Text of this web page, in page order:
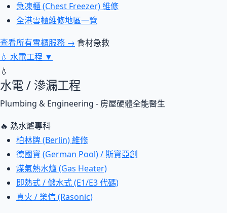
急凍櫃 (Chest Freezer) 維修
全港雪櫃維修地區一覽
查看所有雪櫃服務 → 食材急救
💧 水電工程 ▼
💧
水電 / 滲漏工程
Plumbing & Engineering - 房屋硬體全能醫生
🔥 熱水爐專科
柏林牌 (Berlin) 維修
德國寶 (German Pool) / 斯寶亞創
煤氣熱水爐 (Gas Heater)
即熱式 / 儲水式 (E1/E3 代碼)
真火 / 樂信 (Rasonic)